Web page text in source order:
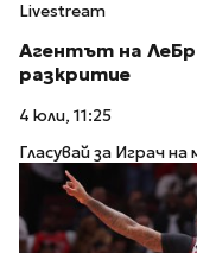
Livestream
Агентът на
разкритие
4 юли, 11:25
Гласувай за Играч